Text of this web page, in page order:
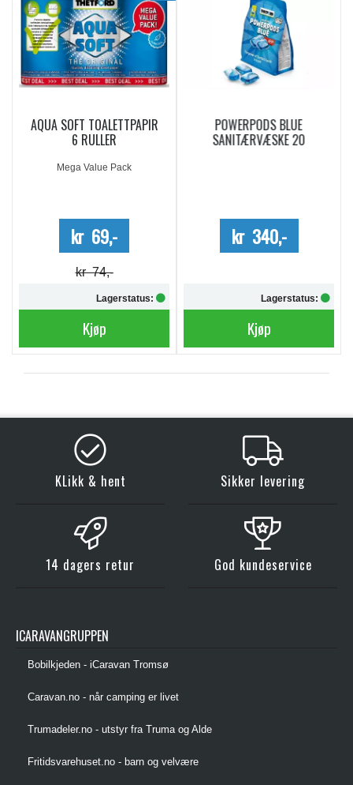
AQUA SOFT TOALETTPAPIR
6 RULLER
Mega Value Pack
kr 69,-
kr 74,-
Lagerstatus:
Kjøp
POWERPODS BLUE
SANITÆRVÆSKE 20
kr 340,-
Lagerstatus:
Kjøp
KLikk & hent Sikker levering
14 dagers retur God kundeservice
ICARAVANGRUPPEN
Bobilkjeden - iCaravan Tromsø
Caravan.no - når camping er livet
Trumadeler.no - utstyr fra Truma og Alde
Fritidsvarehuset.no - barn og velvære